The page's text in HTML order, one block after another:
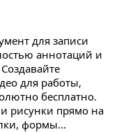
для записи
аннотаций и
для работы,
бесплатно.
рисунки прямо на
формы...